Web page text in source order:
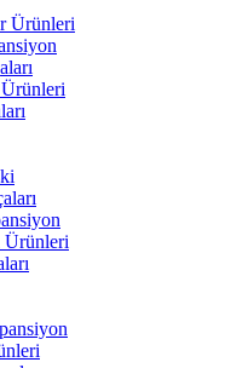
Ürünleri
Ürünleri